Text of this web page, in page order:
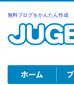
無料ブログをかんたん作成